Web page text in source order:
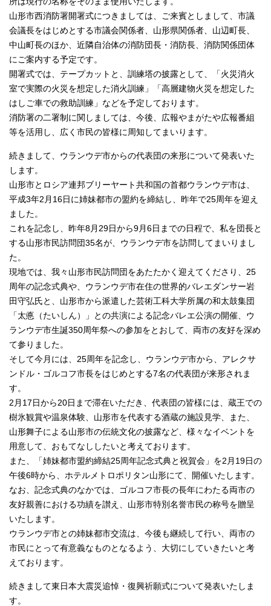
山形市西消防署開署式につきましては、ご来賓としまして、市議
会議長をはじめとする市議会関係者、山形県関係者、山辺町長、
中山町長のほか、近隣自治体の消防団長・消防長、消防関係団体
にご案内する予定です。
開署式では、テープカットと、訓練塔の披露として、「火災消火
室で実際の火災を想定した消火訓練」「高層建物火災を想定した
はしご車での救助訓練」などを予定しております。
消防署の二署制に関しましては、今後、広報やまがたや広報番組
等を活用し、広く市民の皆様に周知してまいります。
続きまして、ウランウデ市からの代表団の来形について発表いた
します。
山形市とロシア連邦ブリーヤート共和国の首都ウランウデ市は、
平成3年2月16日に姉妹都市の盟約を締結し、昨年で25周年を迎え
ました。
これを記念し、昨年8月29日から9月6日までの日程で、私を団長と
する山形市民訪問団35名が、ウランウデ市を訪問してまいりまし
た。
現地では、我々山形市民訪問団をあたたかく迎えてくださり、25
周年の記念式典や、ウランウデ市在住の世界的バレエダンサー岩
田守弘氏と、山形市から派遣した芸術工科大学所属の和太鼓集団
「太悳（たいしん）」との共演による記念バレエ公演の開催、ウ
ランウデ市生誕350周年祭への参加をとおして、両市の友好を深め
て参りました。
そして今月には、25周年を記念し、ウランウデ市から、アレクサ
ンドル・ゴルコフ市長をはじめとする7名の代表団が来形されま
す。
2月17日から20日まで滞在いただき、代表団の皆様には、蔵王での
樹氷観賞や温泉体験、山形市を代表する酒蔵の施設見学、また、
山形舞子による山形市の伝統文化の披露など、様々なイベントを
用意して、おもてなししたいと考えております。
また、「姉妹都市盟約締結25周年記念式典と祝賀会」を2月19日の
午後6時から、ホテルメトロポリタン山形にて、開催いたします。
なお、記念式典のなかでは、ゴルコフ市長の長年にわたる両市の
友好親善における功績を讃え、山形市特別名誉市民の称号を贈呈
いたします。
ウランウデ市との姉妹都市交流は、今後も継続して行い、両市の
市民にとって有意義なものとなるよう、大切にしていきたいと考
えております。
続きまして東日本大震災追悼・復興祈願式について発表いたしま
す。